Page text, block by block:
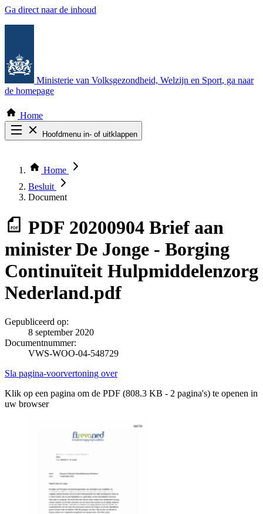
Ga direct naar de inhoud
Ministerie van Volksgezondheid, Welzijn en Sport, ga naar
de homepage
Home
Hoofdmenu in- of uitklappen
Thema COVID-19
Bekijk per bestuursorgaan
Home
Besluit
Document
PDF 20200904 Brief aan
minister De Jonge - Borging
Continuïteit Hulpmiddelenzorg
Nederland.pdf
Gepubliceerd op:
8 september 2020
Documentnummer:
VWS-WOO-04-548729
Sla pagina-voorvertoning over
Klik op een pagina om de PDF (808.3 KB - 2 pagina's) te openen in
uw browser